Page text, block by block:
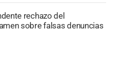
rechazo del
sobre falsas denuncias